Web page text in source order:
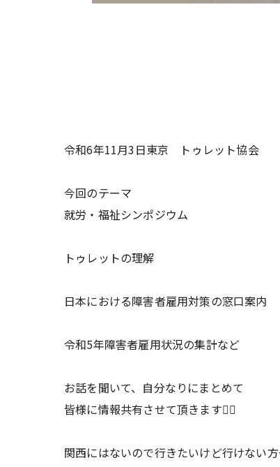
令和6年11月3日東京 トゥレット協会
今回のテーマ
就労・福祉シンポジウム
トゥレットの理解
日本における障害者雇用対策の窓口案内
令和5年障害者雇用状況の集計など
お話を聞いて、自分なりにまとめて
皆様に情報共有させて頂きます🙇‍♂️
関西にはないので行きたいけど行けない